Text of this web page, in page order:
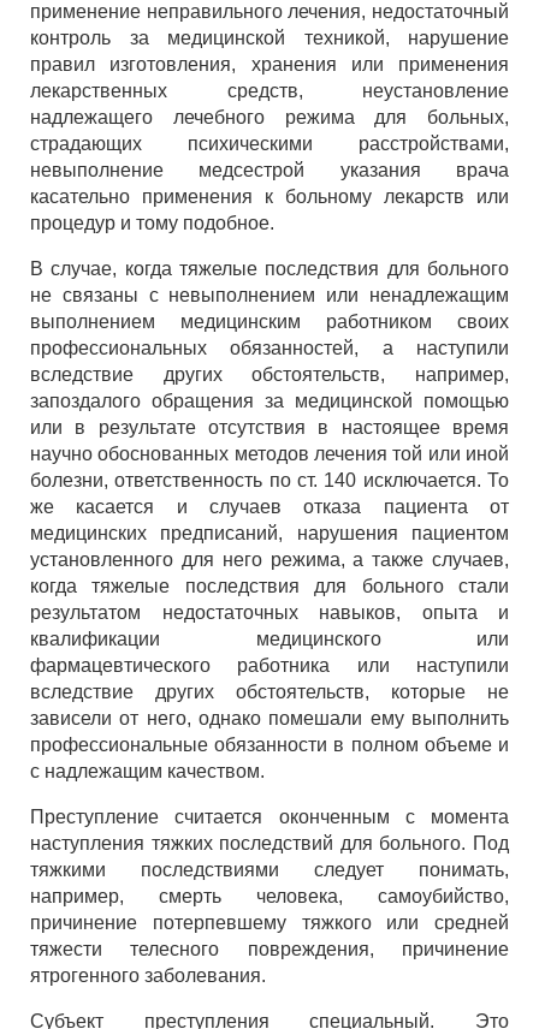
применение неправильного лечения, недостаточный
контроль за медицинской техникой, нарушение
правил изготовления, хранения или применения
лекарственных средств, неустановление
надлежащего лечебного режима для больных,
страдающих психическими расстройствами,
невыполнение медсестрой указания врача
касательно применения к больному лекарств или
процедур и тому подобное.
В случае, когда тяжелые последствия для больного
не связаны с невыполнением или ненадлежащим
выполнением медицинским работником своих
профессиональных обязанностей, а наступили
вследствие других обстоятельств, например,
запоздалого обращения за медицинской помощью
или в результате отсутствия в настоящее время
научно обоснованных методов лечения той или иной
болезни, ответственность по ст. 140 исключается. То
же касается и случаев отказа пациента от
медицинских предписаний, нарушения пациентом
установленного для него режима, а также случаев,
когда тяжелые последствия для больного стали
результатом недостаточных навыков, опыта и
квалификации медицинского или
фармацевтического работника или наступили
вследствие других обстоятельств, которые не
зависели от него, однако помешали ему выполнить
профессиональные обязанности в полном объеме и
с надлежащим качеством.
Преступление считается оконченным с момента
наступления тяжких последствий для больного. Под
тяжкими последствиями следует понимать,
например, смерть человека, самоубийство,
причинение потерпевшему тяжкого или средней
тяжести телесного повреждения, причинение
ятрогенного заболевания.
Субъект преступления специальный. Это